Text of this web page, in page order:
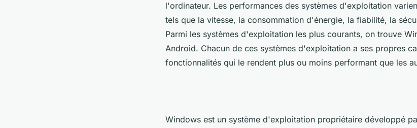
l'ordinateur. Les performances des systèmes d'exploitation
tels que la vitesse, la consommation d'énergie, la fiabilité, la
Parmi les systèmes d'exploitation les plus courants, on trouve
Android. Chacun de ces systèmes d'exploitation a ses propres
fonctionnalités qui le rendent plus ou moins performant que les
Windows est un système d'exploitation propriétaire développé